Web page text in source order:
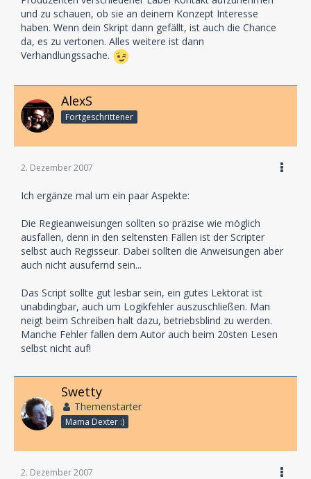
und zu schauen, ob sie an deinem Konzept Interesse
haben. Wenn dein Skript dann gefällt, ist auch die Chance
da, es zu vertonen. Alles weitere ist dann
Verhandlungssache.
AlexS
Fortgeschrittener
2. Dezember 2007
Ich ergänze mal um ein paar Aspekte:
Die Regieanweisungen sollten so präzise wie möglich
ausfallen, denn in den seltensten Fällen ist der Scripter
selbst auch Regisseur. Dabei sollten die Anweisungen aber
auch nicht ausufernd sein...
Das Script sollte gut lesbar sein, ein gutes Lektorat ist
unabdingbar, auch um Logikfehler auszuschließen. Man
neigt beim Schreiben halt dazu, betriebsblind zu werden.
Manche Fehler fallen dem Autor auch beim 20sten Lesen
selbst nicht auf!
Swetty
Themenstarter
Mama Dexter :)
2. Dezember 2007